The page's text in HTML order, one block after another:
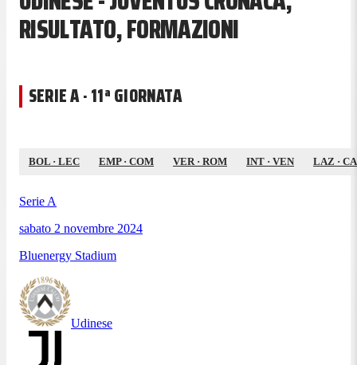
RISULTATO, FORMAZIONI
SERIE A · 11ª GIORNATA
BOL · LEC EMP· COM VER· ROM INT · VEN LAZ ·
Serie A
sabato 2 novembre 2024
Bluenergy Stadium
Udinese